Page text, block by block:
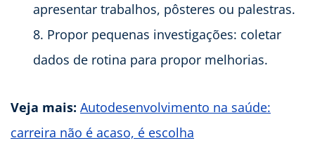
apresentar trabalhos, pôsteres ou palestras.
Propor pequenas investigações: coletar
dados de rotina para propor melhorias.
Veja mais: Autodesenvolvimento na saúde:
carreira não é acaso, é escolha